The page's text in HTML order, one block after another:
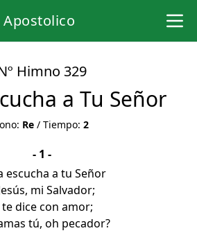
Apostolico
Himno 329
a Tu Señor
Re / Tiempo: 2
- 1 -
escucha a tu Señor
mi Salvador;
dice con amor;
tú, oh pecador?